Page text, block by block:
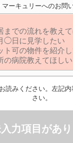
マーキュリーへのお問
読みください。左記
さい。
力項目があ